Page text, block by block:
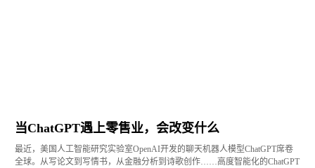
当ChatGPT遇上零售业，会改变什么
最近，美国人工智能研究实验室OpenAI开发的聊天机器人模型ChatGPT席卷
全球。从写论文到写情书，从金融分析到诗歌创作……高度智能化的ChatGPT